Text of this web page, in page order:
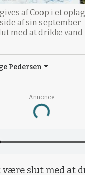
Annonce
Loading...
af Coop i et
af sin
med at drikke vand
Pedersen
være slut med at